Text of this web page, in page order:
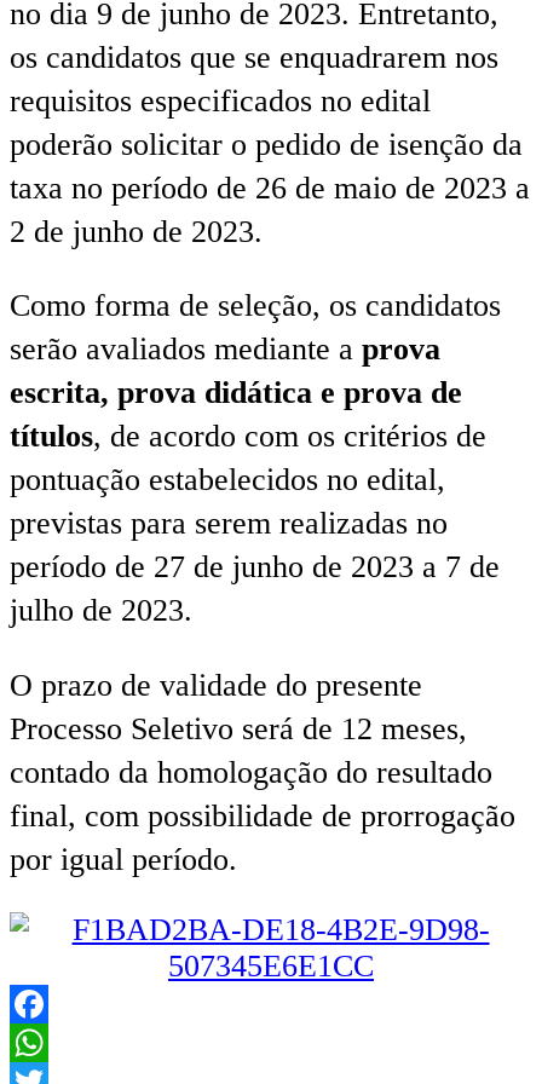
no dia 9 de junho de 2023. Entretanto,
os candidatos que se enquadrarem nos
requisitos especificados no edital
poderão solicitar o pedido de isenção da
taxa no período de 26 de maio de 2023 a
2 de junho de 2023.
Como forma de seleção, os candidatos
serão avaliados mediante a prova
escrita, prova didática e prova de
títulos, de acordo com os critérios de
pontuação estabelecidos no edital,
previstas para serem realizadas no
período de 27 de junho de 2023 a 7 de
julho de 2023.
O prazo de validade do presente
Processo Seletivo será de 12 meses,
contado da homologação do resultado
final, com possibilidade de prorrogação
por igual período.
Facebook